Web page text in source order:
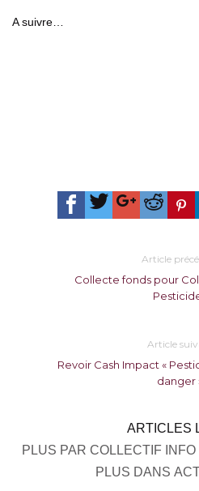
A suivre…
Article
Collecte fonds pour
Article
Revoir Cash Impact «
danger
ARTICLES
PLUS PAR COLLECTIF
PLUS DANS